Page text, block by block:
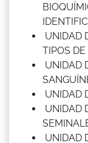
UNIDAD
TIPOS
UNIDAD
UNIDAD
UNIDAD
UNIDAD